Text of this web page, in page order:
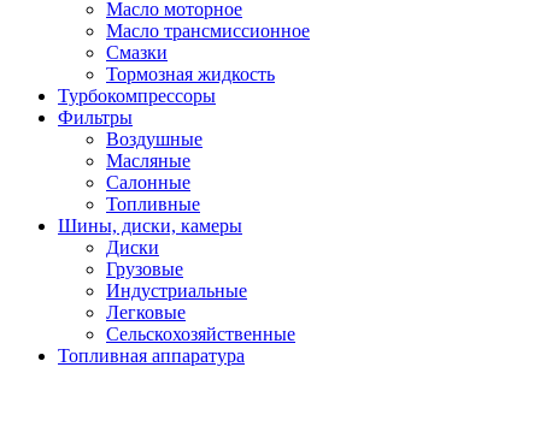
Масло моторное
Масло трансмиссионное
Смазки
Тормозная жидкость
Турбокомпрессоры
Фильтры
Воздушные
Масляные
Салонные
Топливные
Шины, диски, камеры
Диски
Грузовые
Индустриальные
Легковые
Сельскохозяйственные
Топливная аппаратура